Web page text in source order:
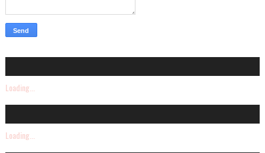
Loading...
Loading...